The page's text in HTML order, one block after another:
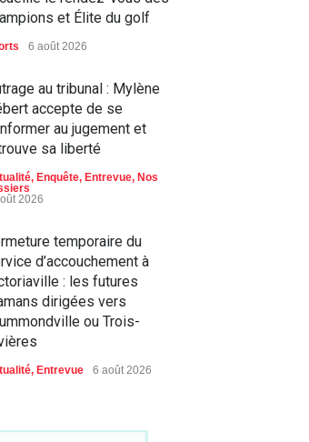
et Élite du golf
6 août 2026
au tribunal : Mylène
accepte de se
au jugement et
sa liberté
, Enquête, Entrevue, Nos
2026
temporaire du
d’accouchement à
: les futures
dirigées vers
ou Trois-
, Entrevue 6 août 2026